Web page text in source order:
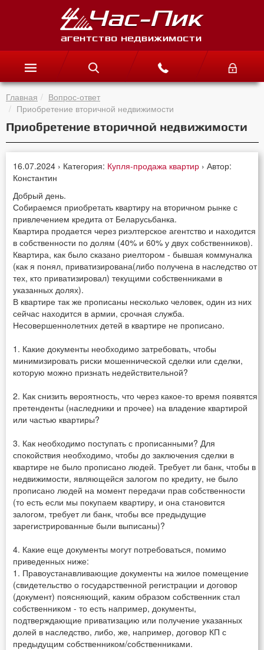
Главная
Вопрос-ответ
Приобретение вторичной недвижимости
Приобретение вторичной недвижимости
16.07.2024 › Категория: Купля-продажа квартир › Автор:
Константин
Добрый день.
Собираемся приобретать квартиру на вторичном рынке с
привлечением кредита от Беларусьбанка.
Квартира продается через риэлтерское агентство и находится
в собственности по долям (40% и 60% у двух собственников).
Квартира, как было сказано риелтором - бывшая коммуналка
(как я понял, приватизирована(либо получена в наследство от
тех, кто приватизировал) текущими собственниками в
указанных долях).
В квартире так же прописаны несколько человек, один из них
сейчас находится в армии, срочная служба.
Несовершеннолетних детей в квартире не прописано.
1. Какие документы необходимо затребовать, чтобы
минимизировать риски мошеннической сделки или сделки,
которую можно признать недействительной?
2. Как снизить вероятность, что через какое-то время появятся
претенденты (наследники и прочее) на владение квартирой
или частью квартиры?
3. Как необходимо поступать с прописанными? Для
спокойствия необходимо, чтобы до заключения сделки в
квартире не было прописано людей. Требует ли банк, чтобы в
недвижимости, являющейся залогом по кредиту, не было
прописано людей на момент передачи прав собственности
(то есть если мы покупаем квартиру, и она становится
залогом, требует ли банк, чтобы все предыдущие
зарегистрированные были выписаны)?
4. Какие еще документы могут потребоваться, помимо
приведенных ниже:
1. Правоустанавливающие документы на жилое помещение
(свидетельство о государственной регистрации и договор
(документ) поясняющий, каким образом собственник стал
собственником - то есть например, документы,
подтверждающие приватизацию или получение указанных
долей в наследство, либо, же, например, договор КП с
предыдущим собственником/собственниками.